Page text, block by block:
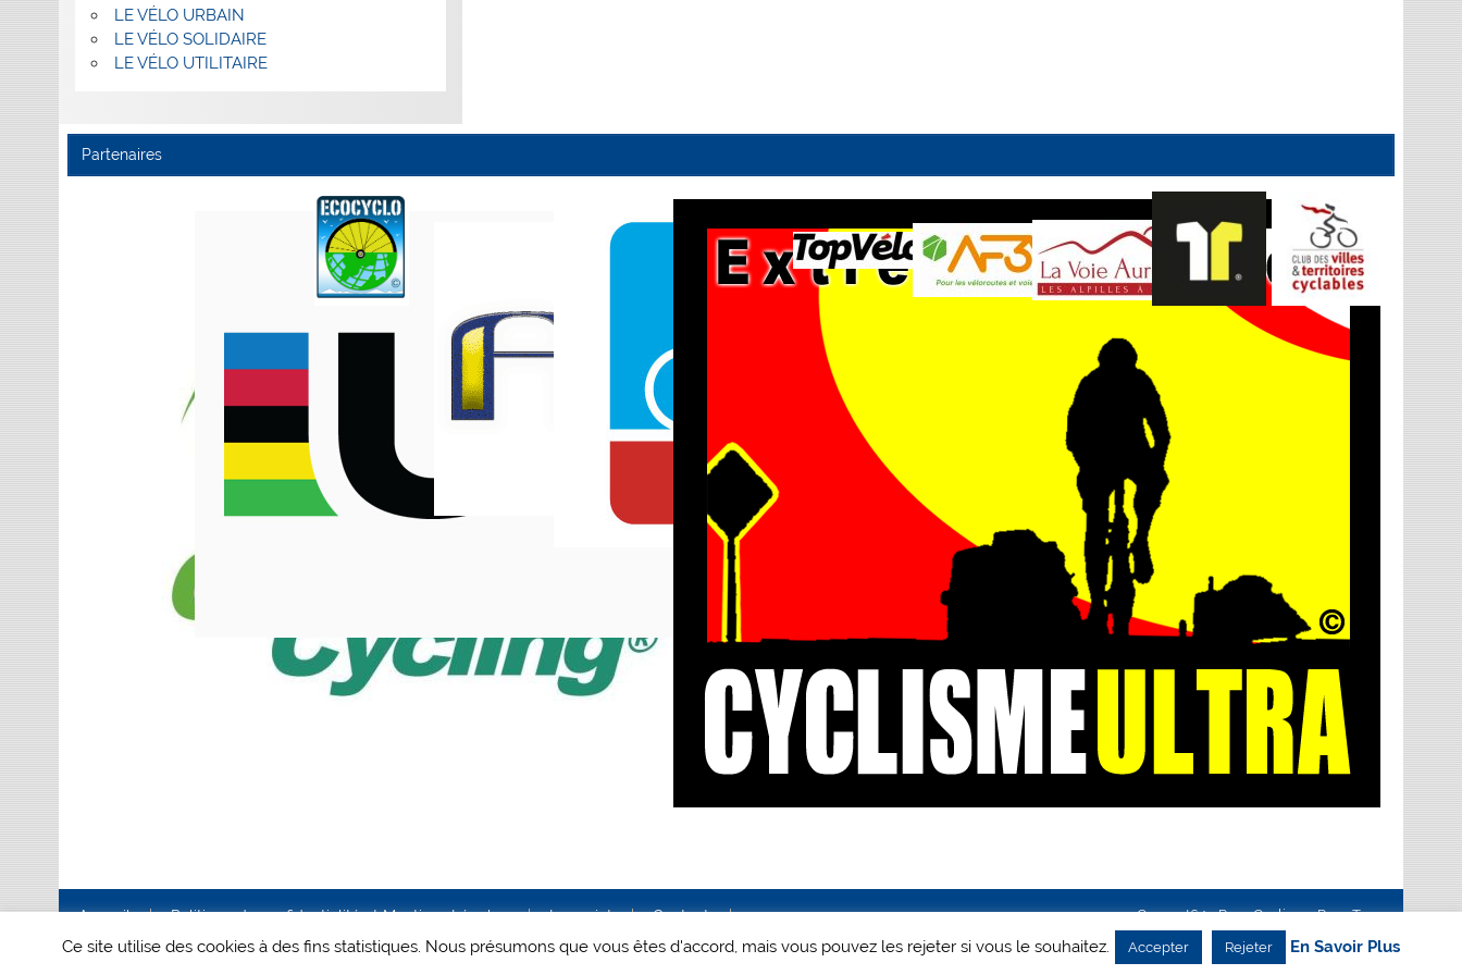
LE VÉLO URBAIN
LE VÉLO SOLIDAIRE
LE VÉLO UTILITAIRE
Partenaires
Accueil Politique de confidentialité et Mentions Légales Le projet Contact Creanet64- Pour Cyclisme Pour Tous
Ce site utilise des cookies à des fins statistiques. Nous présumons que vous êtes d'accord, mais vous pouvez les rejeter si vous le souhaitez. Accepter Rejeter En Savoir Plus